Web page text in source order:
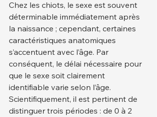
Chez les chiots, le sexe est souvent
déterminable immédiatement après
la naissance ; cependant, certaines
caractéristiques anatomiques
s’accentuent avec l’âge. Par
conséquent, le délai nécessaire pour
que le sexe soit clairement
identifiable varie selon l’âge.
Scientifiquement, il est pertinent de
distinguer trois périodes : de 0 à 2